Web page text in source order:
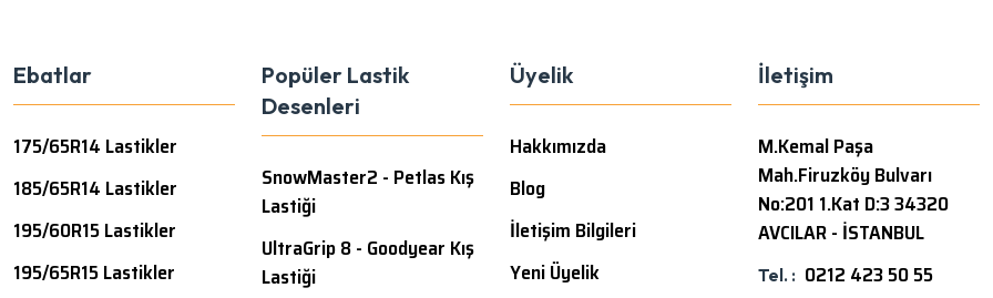
Ebatlar
175/65R14 Lastikler
185/65R14 Lastikler
195/60R15 Lastikler
195/65R15 Lastikler
Popüler Lastik
Desenleri
SnowMaster2 - Petlas Kış
Lastiği
UltraGrip 8 - Goodyear Kış
Lastiği
Üyelik
Hakkımızda
Blog
İletişim Bilgileri
Yeni Üyelik
İletişim
M.Kemal Paşa
Mah.Firuzköy Bulvarı
No:201 1.Kat D:3 34320
AVCILAR - İSTANBUL
Tel. : 0212 423 50 55